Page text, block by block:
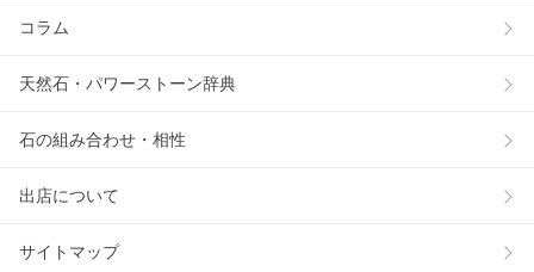
コラム
天然石・パワーストーン辞典
石の組み合わせ・相性
出店について
サイトマップ